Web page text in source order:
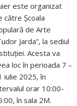
este organizat
către Școala
de Arte
Jarda”, la sediul
Acesta va
loc în perioada 7 –
iulie 2025, în
orar 10:00-
în sala 2M.